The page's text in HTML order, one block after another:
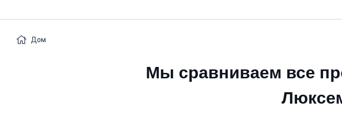
Дом
Мы сравниваем все